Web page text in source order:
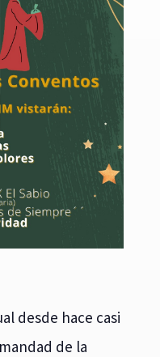
desde hace casi
de la